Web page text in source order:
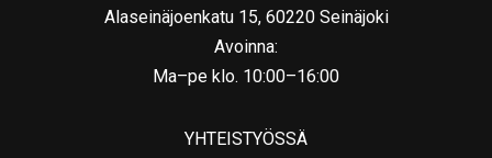
Alaseinäjoenkatu 15, 60220 Seinäjoki
Avoinna:
Ma–pe klo. 10:00–16:00
YHTEISTYÖSSÄ